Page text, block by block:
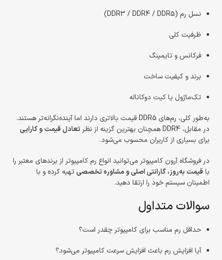
نسل رم (DDR3 / DDR4 / DDR5)
ظرفیت کلی
فرکانس و تایمینگ
برند و کیفیت ساخت
تک‌ماژول یا کیت دوکاناله
به‌طور کلی، رم‌های DDR5 قیمت بالاتری دارند اما آینده‌نگرانه‌تر هستند.
در مقابل، DDR4 همچنان بهترین گزینه از نظر
تعادل قیمت و کارایی
برای بسیاری از کاربران محسوب می‌شود.
در فروشگاه آرون کامپیوتر می‌توانید انواع رم کامپیوتر از برندهای معتبر را
با قیمت به‌روز، گارانتی اصلی و مشاوره تخصصیتهیه کرده و با
اطمینان سیستم خود را ارتقا دهید.
سوالات متداول
حداقل رم مناسب برای کامپیوتر چقدر است؟
آیا افزایش رم باعث افزایش سرعت کامپیوتر می‌شود؟